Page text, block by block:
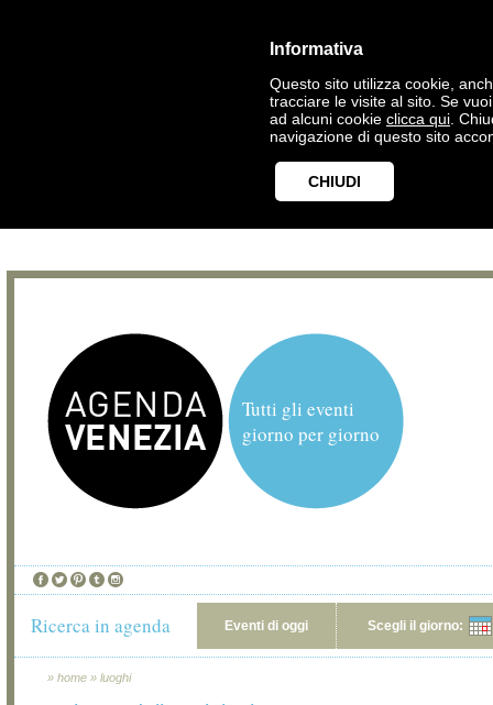
Informativa
Questo sito utilizza cookie,
tracciare le visite al sito. Se
ad alcuni cookie clicca qui .
navigazione di questo sito
CHIUDI
Tutti gli eventi
giorno per giorno
Ricerca in agenda Eventi di oggi Scegli il giorno:
» home » luoghi